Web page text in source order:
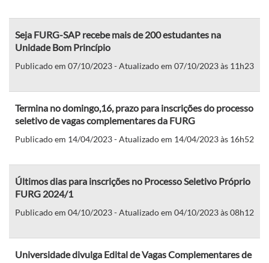
Seja FURG-SAP recebe mais de 200 estudantes na
Unidade Bom Princípio
Publicado em 07/10/2023 - Atualizado em 07/10/2023 às 11h23
Termina no domingo,16, prazo para inscrições do processo
seletivo de vagas complementares da FURG
Publicado em 14/04/2023 - Atualizado em 14/04/2023 às 16h52
Últimos dias para inscrições no Processo Seletivo Próprio
FURG 2024/1
Publicado em 04/10/2023 - Atualizado em 04/10/2023 às 08h12
Universidade divulga Edital de Vagas Complementares de